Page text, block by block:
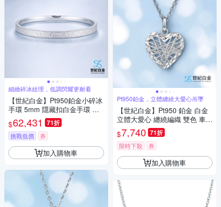
細緻碎冰紋理，低調閃耀更耐看
【世紀白金】Pt950鉑金小碎冰
手環 5mm 隱藏扣白金手環 女
款質感手鐲 禮物推薦
$62,431 71折
挑戰低價 券
加入購物車
Pt950鉑金，立體纏繞大愛心吊墜
【世紀白金】Pt950 鉑金 白金
立體大愛心 纏繞編織 雙色 車花
買墜送鍊 吊墜 禮物
$7,740 71折
限時下殺 券
加入購物車